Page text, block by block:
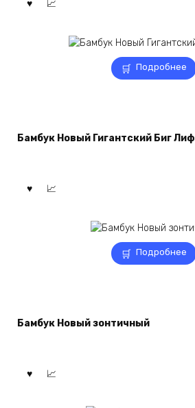
Подробнее
Бамбук Новый Гигантский Биг Лиф
Подробнее
Бамбук Новый зонтичный